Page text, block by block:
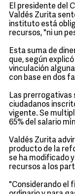
El presidente del
Valdés Zurita
instituto está
recursos, "ni un
Esta suma de
que, según
vinculación
con base en dos
Las prerrogativas
ciudadanos
vigente. Se
65% del salario
Valdés Zurita
producto de la
se ha modificado
recursos a los
"Considerando el